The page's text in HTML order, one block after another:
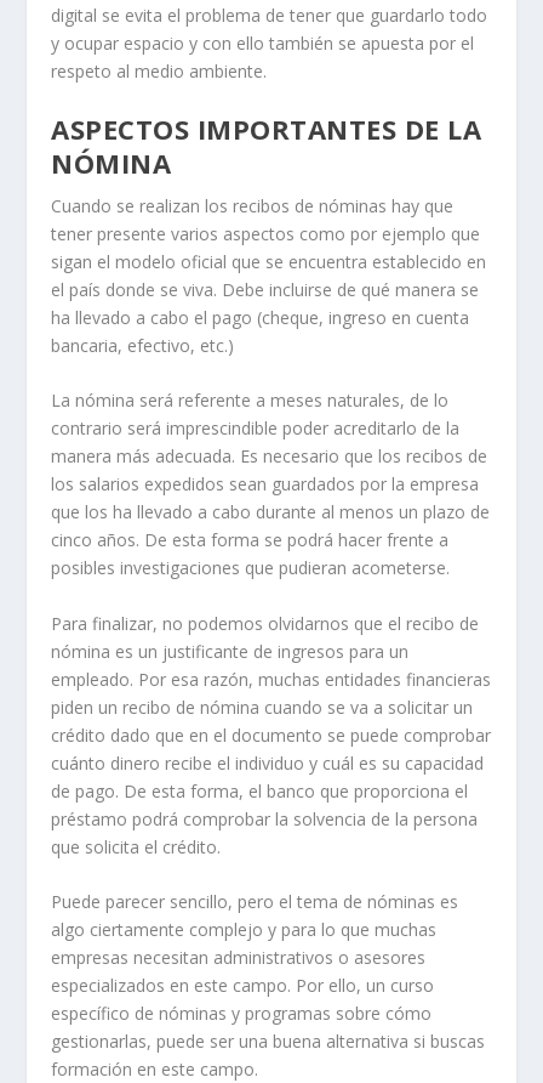
digital se evita el problema de tener que guardarlo todo
y ocupar espacio y con ello también se apuesta por el
respeto al medio ambiente.
ASPECTOS IMPORTANTES DE LA
NÓMINA
Cuando se realizan los recibos de nóminas hay que
tener presente varios aspectos como por ejemplo que
sigan el modelo oficial que se encuentra establecido en
el país donde se viva. Debe incluirse de qué manera se
ha llevado a cabo el pago (cheque, ingreso en cuenta
bancaria, efectivo, etc.)
La nómina será referente a meses naturales, de lo
contrario será imprescindible poder acreditarlo de la
manera más adecuada. Es necesario que los recibos de
los salarios expedidos sean guardados por la empresa
que los ha llevado a cabo durante al menos un plazo de
cinco años. De esta forma se podrá hacer frente a
posibles investigaciones que pudieran acometerse.
Para finalizar, no podemos olvidarnos que el recibo de
nómina es un justificante de ingresos para un
empleado. Por esa razón, muchas entidades financieras
piden un recibo de nómina cuando se va a solicitar un
crédito dado que en el documento se puede comprobar
cuánto dinero recibe el individuo y cuál es su capacidad
de pago. De esta forma, el banco que proporciona el
préstamo podrá comprobar la solvencia de la persona
que solicita el crédito.
Puede parecer sencillo, pero el tema de nóminas es
algo ciertamente complejo y para lo que muchas
empresas necesitan administrativos o asesores
especializados en este campo. Por ello, un curso
específico de nóminas y programas sobre cómo
gestionarlas, puede ser una buena alternativa si buscas
formación en este campo.